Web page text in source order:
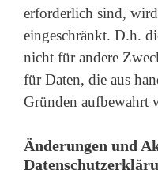
erforderlich sind,
eingeschränkt. D.h.
nicht für andere
für Daten, die aus
Gründen aufbewahrt
Änderungen und